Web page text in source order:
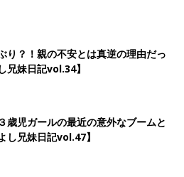
り？！親の不安とは真逆の理由だっ
兄妹日記vol.34】
歳児ガールの最近の意外なブームと
し兄妹日記vol.47】